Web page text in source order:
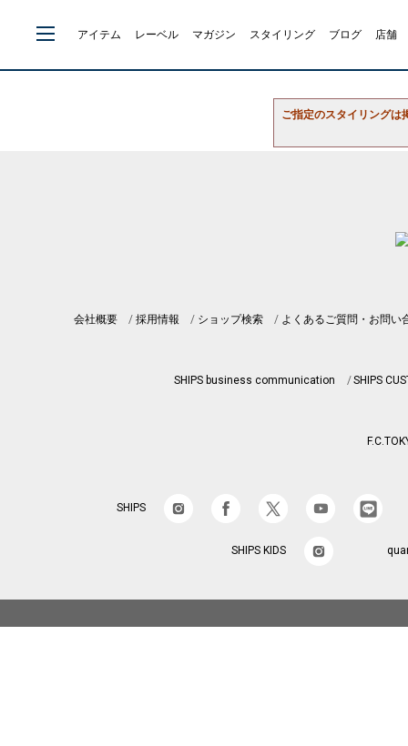
アイテム レーベル マガジン スタイリング ブログ 店舗
ご指定のスタイリングは
会社概要 採用情報 ショップ検索 よくあるご質問・お問い
SHIPS business communication SHIPS
SHIPS
SHIPS KIDS